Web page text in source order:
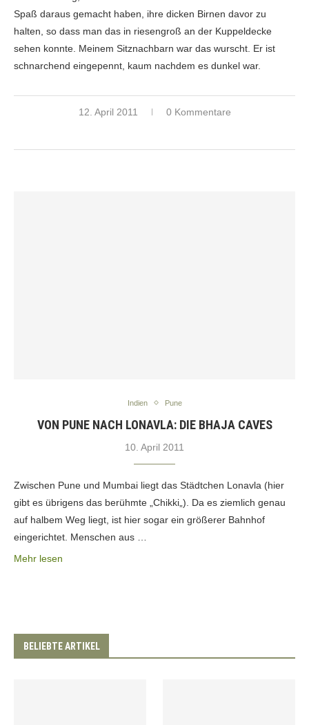
Spaß daraus gemacht haben, ihre dicken Birnen davor zu
halten, so dass man das in riesengroß an der Kuppeldecke
sehen konnte. Meinem Sitznachbarn war das wurscht. Er ist
schnarchend eingepennt, kaum nachdem es dunkel war.
12. April 2011 0 Kommentare
Indien Pune
VON PUNE NACH LONAVLA: DIE BHAJA CAVES
10. April 2011
Zwischen Pune und Mumbai liegt das Städtchen Lonavla (hier
gibt es übrigens das berühmte „Chikki„). Da es ziemlich genau
auf halbem Weg liegt, ist hier sogar ein größerer Bahnhof
eingerichtet. Menschen aus …
Mehr lesen
BELIEBTE ARTIKEL